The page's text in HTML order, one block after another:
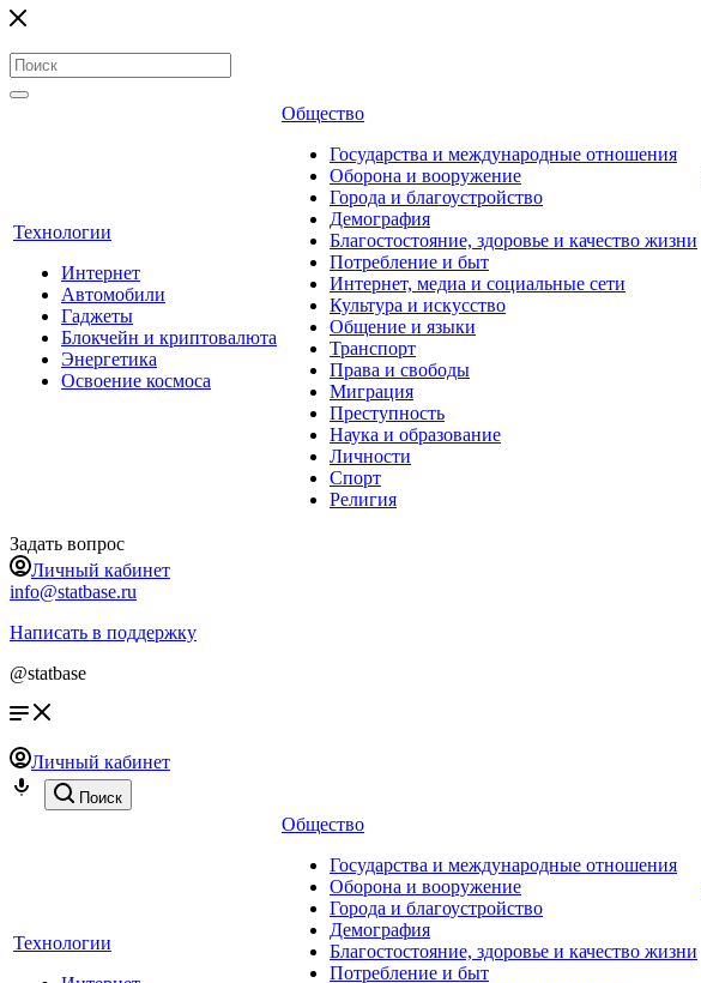
Технологии
Интернет
Автомобили
Гаджеты
Блокчейн и криптовалюта
Энергетика
Освоение космоса
Общество
Государства и международные отношения
Оборона и вооружение
Города и благоустройство
Демография
Благостостояние, здоровье и качество жизни
Потребление и быт
Интернет, медиа и социальные сети
Культура и искусство
Общение и языки
Транспорт
Права и свободы
Миграция
Преступность
Наука и образование
Личности
Спорт
Религия
Задать вопрос
Личный кабинет
info@statbase.ru
Написать в поддержку
@statbase
Личный кабинет
Поиск
Технологии
Общество
Государства и международные отношения
Оборона и вооружение
Города и благоустройство
Демография
Благостостояние, здоровье и качество жизни
Потребление и быт